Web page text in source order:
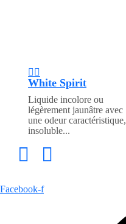
White Spirit
Liquide incolore ou
légèrement jaunâtre avec
une odeur caractéristique,
insoluble...
Facebook-f